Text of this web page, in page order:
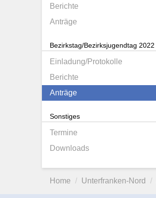
Berichte
Anträge
Bezirkstag/Bezirksjugendtag 2022
Einladung/Protokolle
Berichte
Anträge
Sonstiges
Termine
Downloads
Home Unterfranken-Nord